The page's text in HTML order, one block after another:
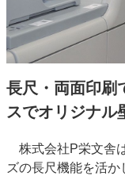
特集・デジタル印刷 ア
JAPAN PACK 2023 特集
特集・デジタル印刷 ～ 新
案内
発刊案内
JFPI印
運営
会社案内
購読・
長尺・両面印刷
スでオリジナル
株式会社P栄文舎
ズの長尺機能を活